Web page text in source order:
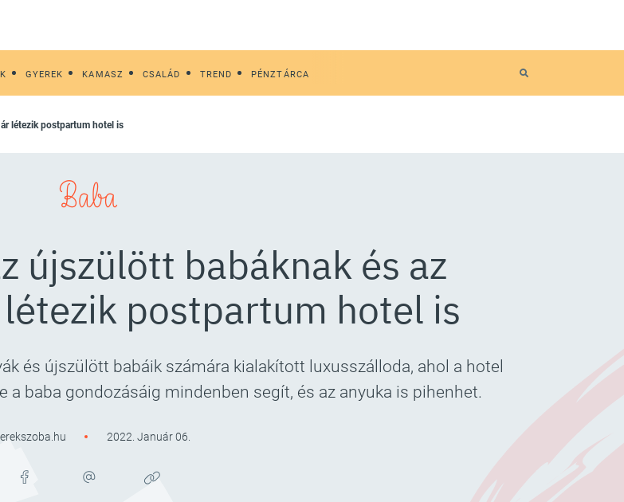
GYEREK KAMASZ CSALÁD TREND PÉNZTÁRCA
létezik postpartum hotel is
Baba
újszülött babáknak és az
postpartum hotel is
és újszülött babáik számára kialakított luxusszálloda, ahol a hotel
a baba gondozásáig mindenben segít, és az anyuka is pihenhet.
2022. Január 06.